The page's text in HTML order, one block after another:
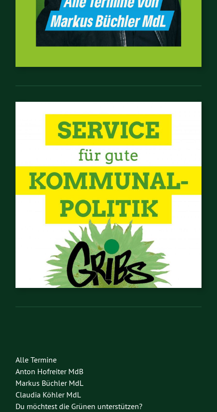
Alle Termine
Anton Hofreiter MdB
Markus Büchler MdL
Claudia Köhler MdL
Du möchtest die Grünen unterstützen?